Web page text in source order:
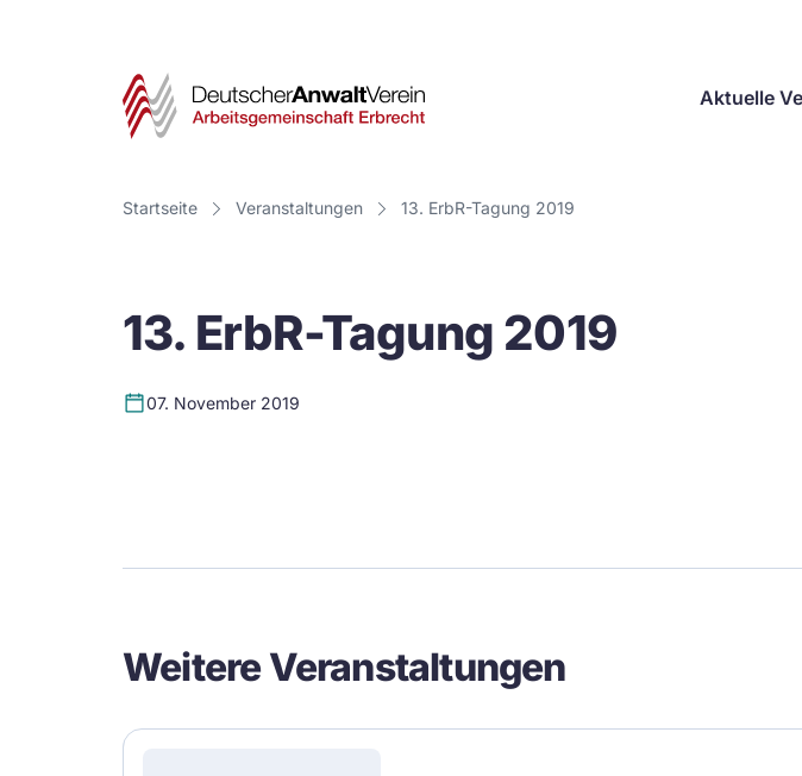
Deutscher
Verein
Aktuelle
Startseite Veranstaltungen 13. ErbR-Tagung 2019
13. ErbR-Tagung 2019
07. November 2019
Weitere Veranstaltungen